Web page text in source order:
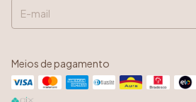
Meios de pagamento